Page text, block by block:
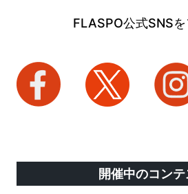
FLASPO公式SNS
開催中のコンテ